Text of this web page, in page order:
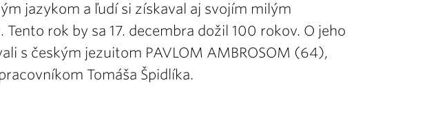
jazykom a ľudí si získaval aj svojím milým
rok by sa 17. decembra dožil 100 rokov. O jeho
s českým jezuitom PAVLOM AMBROSOM (64),
Tomáša Špidlíka.